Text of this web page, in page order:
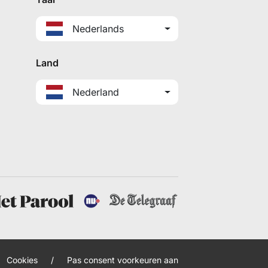
Nederlands
Land
Nederland
Cookies / Pas consent voorkeuren aan